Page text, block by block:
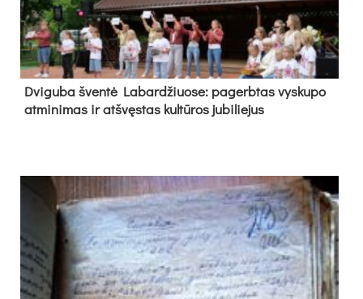
Dvi­gu­ba šven­tė La­bar­džiuo­se: pa­gerb­tas vys­ku­po
at­mi­ni­mas ir at­švęs­tas kul­tū­ros ju­bi­lie­jus